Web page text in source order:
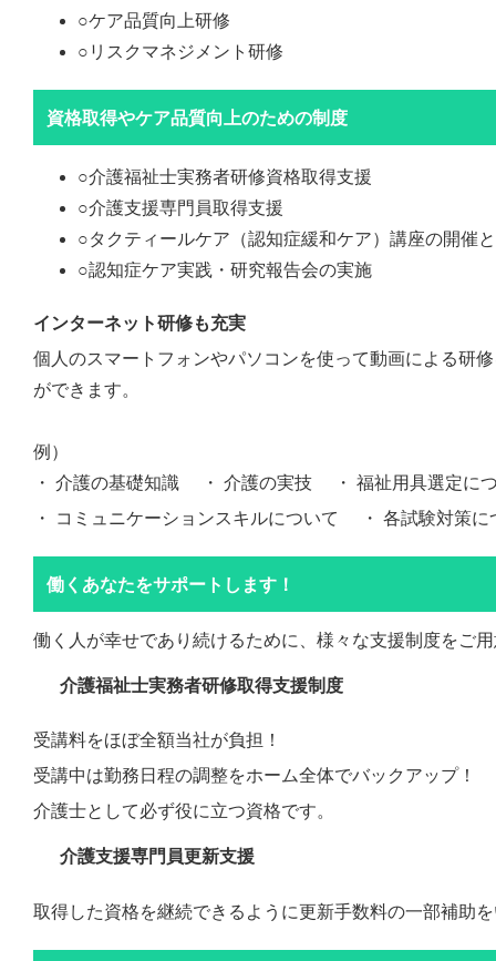
○ケア品質向上研修
○リスクマネジメント研修
資格取得やケア品質向上のための制度
○介護福祉士実務者研修資格取得支援
○介護支援専門員取得支援
○タクティールケア（認知症緩和ケア）講座の開催
○認知症ケア実践・研究報告会の実施
インターネット研修も充実
個人のスマートフォンやパソコンを使って動画による研
ができます。
例）
・ 介護の基礎知識 ・ 介護の実技 ・ 福祉用具選定に
・ コミュニケーションスキルについて ・ 各試験対策に
働くあなたをサポートします！
働く人が幸せであり続けるために、様々な支援制度をご
介護福祉士実務者研修取得支援制度
受講料をほぼ全額当社が負担！
受講中は勤務日程の調整をホーム全体でバックアップ！
介護士として必ず役に立つ資格です。
介護支援専門員更新支援
取得した資格を継続できるように更新手数料の一部補助